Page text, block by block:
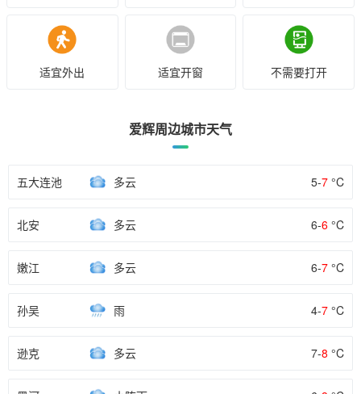
适宜外出 适宜开窗 不需要打开
爱辉周边城市天气
五大连池 多云 5-7 °C
北安 多云 6-6 °C
嫩江 多云 6-7 °C
孙吴 雨 4-7 °C
逊克 多云 7-8 °C